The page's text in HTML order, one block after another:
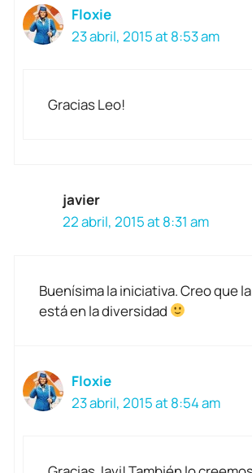
Floxie
23 abril, 2015 at 8:53 am
Gracias Leo!
javier
22 abril, 2015 at 8:31 am
Buenísima la iniciativa. Creo que
está en la diversidad
Floxie
23 abril, 2015 at 8:54 am